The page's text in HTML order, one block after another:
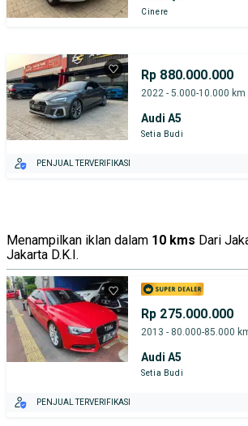
Cinere
Rp 880.000.000
2022 - 5.000-10.000 km
Audi A5
Setia Budi
PENJUAL TERVERIFIKASI
Menampilkan iklan dalam 10 kms Dari
Jakarta D.K.I.
Rp 275.000.000
2013 - 80.000-85.000
Audi A5
Setia Budi
PENJUAL TERVERIFIKASI